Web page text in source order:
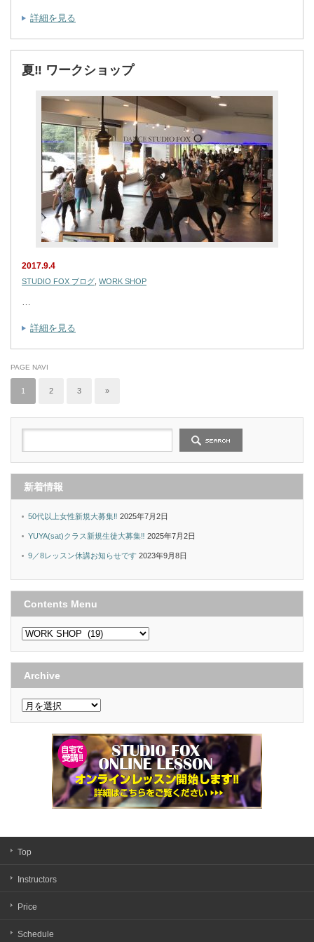
詳細を見る
夏‼︎ ワークショップ
2017.9.4
STUDIO FOX ブログ WORK SHOP
詳細を見る
PAGE NAVI
1 2 3 »
新着情報
50代以上女性新規大募集‼︎ 2025年7月2日
YUYA(sat)クラス新規生徒大募集‼︎ 2025年7月2日
9／8レッスン休講お知らせです 2023年9月8日
Contents Menu
Contents
Menu
Archive
Archive
Top
Instructors
Price
Schedule